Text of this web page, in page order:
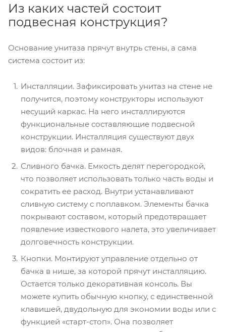
Из каких частей состоит
подвесная конструкция?
Основание унитаза прячут внутрь стены, а сама
система состоит из:
Инсталляции. Зафиксировать унитаз на стене не
получится, поэтому конструкторы используют
несущий каркас. На него инсталлируются
функциональные составляющие подвесной
конструкции. Инсталляция существуют двух
видов: блочная и рамная.
Сливного бачка. Емкость делят перегородкой,
что позволяет использовать только часть воды и
сократить ее расход. Внутри устанавливают
сливную систему с поплавком. Элементы бачка
покрывают составом, который предотвращает
появление известкового налета, это увеличивает
долговечность конструкции.
Кнопки. Монтируют управление отдельно от
бачка в нише, за которой прячут инсталляцию.
Остается только декоративная консоль. Вы
можете купить обычную кнопку, с единственной
клавишей, двудольную для экономии воды или с
функцией «старт-стоп». Она позволяет